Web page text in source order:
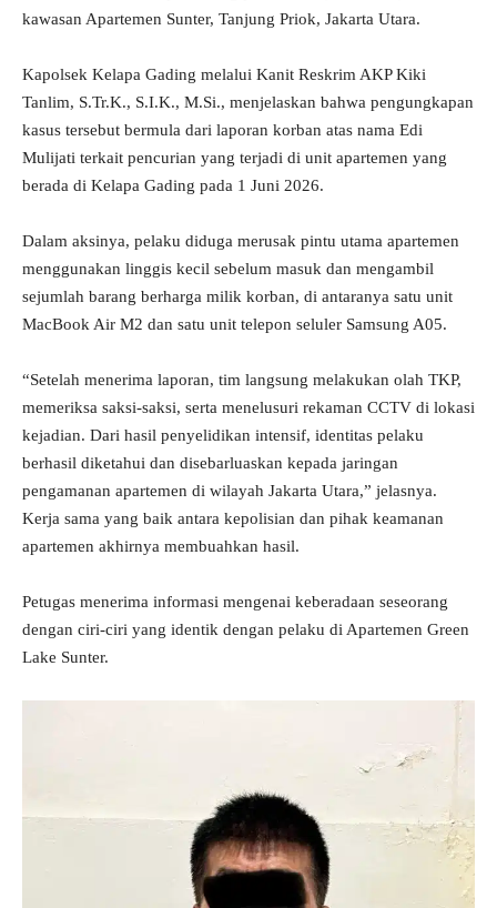
kawasan Apartemen Sunter, Tanjung Priok, Jakarta Utara.
Kapolsek Kelapa Gading melalui Kanit Reskrim AKP Kiki
Tanlim, S.Tr.K., S.I.K., M.Si., menjelaskan bahwa pengungkapan
kasus tersebut bermula dari laporan korban atas nama Edi
Mulijati terkait pencurian yang terjadi di unit apartemen yang
berada di Kelapa Gading pada 1 Juni 2026.
Dalam aksinya, pelaku diduga merusak pintu utama apartemen
menggunakan linggis kecil sebelum masuk dan mengambil
sejumlah barang berharga milik korban, di antaranya satu unit
MacBook Air M2 dan satu unit telepon seluler Samsung A05.
“Setelah menerima laporan, tim langsung melakukan olah TKP,
memeriksa saksi-saksi, serta menelusuri rekaman CCTV di lokasi
kejadian. Dari hasil penyelidikan intensif, identitas pelaku
berhasil diketahui dan disebarluaskan kepada jaringan
pengamanan apartemen di wilayah Jakarta Utara,” jelasnya.
Kerja sama yang baik antara kepolisian dan pihak keamanan
apartemen akhirnya membuahkan hasil.
Petugas menerima informasi mengenai keberadaan seseorang
dengan ciri-ciri yang identik dengan pelaku di Apartemen Green
Lake Sunter.